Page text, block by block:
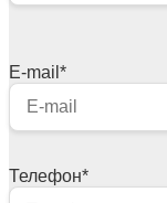
E-mail *
Телефон*